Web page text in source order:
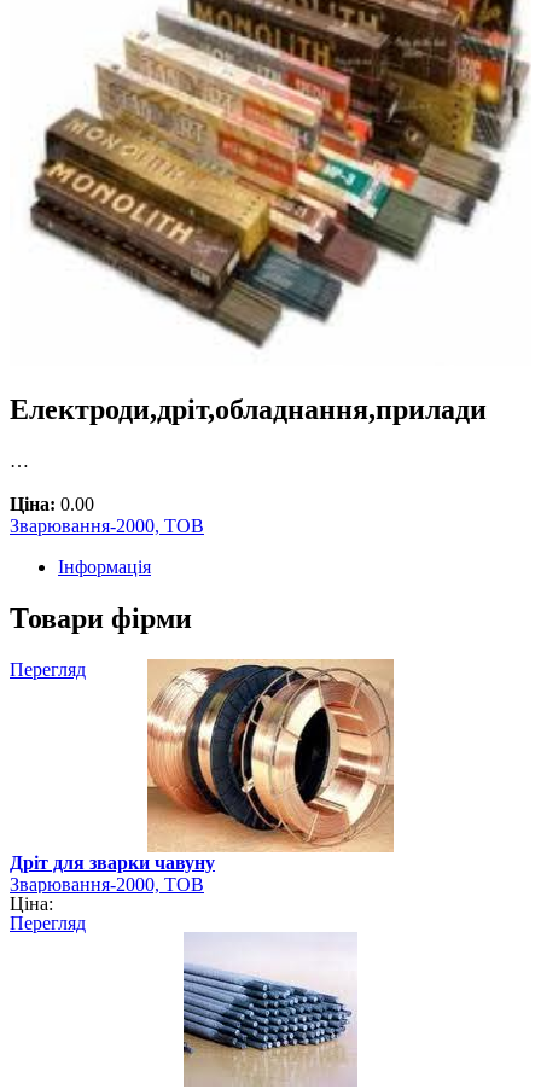
Електроди,дріт,обладнання,прилади
…
Ціна: 0.00
Зварювання-2000, ТОВ
Інформація
Товари фірми
Перегляд
Дріт для зварки чавуну
Зварювання-2000, ТОВ
Ціна:
Перегляд